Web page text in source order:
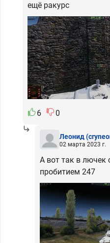
ещё ракурс
6 0
Леонид
02 марта 2023 г.
А вот так в лючек
пробитием 247